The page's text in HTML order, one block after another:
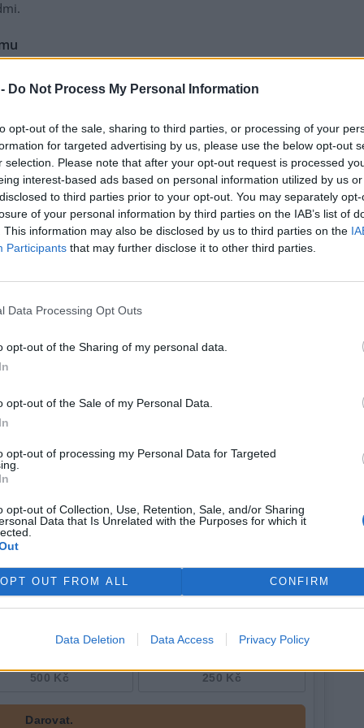
Do Not Process My Personal Information
opt-out of the sale, sharing to third parties, or processing of your
for targeted advertising by us, please use the below opt-out
selection. Please note that after your opt-out request is processed
interest-based ads based on personal information utilized by us
to third parties prior to your opt-out. You may separately
of your personal information by third parties on the IAB’s list of
This information may also be disclosed by us to third parties on the
Participants that may further disclose it to other third parties.
Data Processing Opt Outs
opt-out of the Sharing of my personal data.
opt-out of the Sale of my Personal Data.
opt-out of processing my Personal Data for Targeted
opt-out of Collection, Use, Retention, Sale, and/or Sharing
Data that Is Unrelated with the Purposes for which it
OPT OUT FROM ALL CONFIRM
Data Deletion Data Access Privacy Policy
proti konzumu. Stejný cíl má i nezisková organizace
V roce 1992 poprvé vyhlásila tzv. "Buy Nothing Day";
obchodě nic nenakoupí. Buy Nothing Day
dni díkůvzdání. Tento den, kdy lidé slaví
vždy čtvrtý čtvrtek v listopadu.
na komercializaci severoamerického vánočního
že si jednoduše v celé vánoční nákupní sezóně nic
najít takové způsoby dávání, které vyjádří smysl
poukaz na hlídání dětí přátelům, sepsat
video se vzpomínkami dědečka a babičky na jejich
něčemu, co sami dobře ovládáte, napsat někomu
zajímavou fotografii.
nekupovat si nic nového po celý rok a nepodílet se
do akce zapojí, si nekupují nic nového, co není
vybrané věci - například jídlo, hygienické potřeby,
odlišného charakteru pak seženou třeba právě na